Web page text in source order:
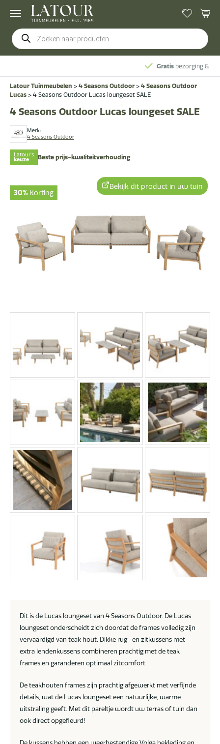
Producten
zoeken
bezorging & montage
Latour Tuinmeubelen > 4 Seasons Outdoor > 4 Seasons Outdoor
Lucas > 4 Seasons Outdoor Lucas loungeset SALE
Merk:
4 Seasons Outdoor
4 Seasons Outdoor Lucas loungeset SALE
Latour's
keuze Beste prijs-kwaliteitverhouding
30% Korting
Bekijk dit product in uw tuin
Dit is de Lucas loungeset van 4 Seasons Outdoor. De Lucas
loungeset onderscheidt zich doordat de frames volledig zijn
vervaardigd van teak hout. Dikke rug- en zitkussens met
extra lendenkussens combineren prachtig met de teak
frames en garanderen optimaal zitcomfort.
De teakhouten frames zijn prachtig afgewerkt met verfijnde
details, wat de Lucas loungeset een natuurlijke, warme
uitstraling geeft. Met dit pareltje wordt uw terras of tuin dan
ook direct opgefleurd!